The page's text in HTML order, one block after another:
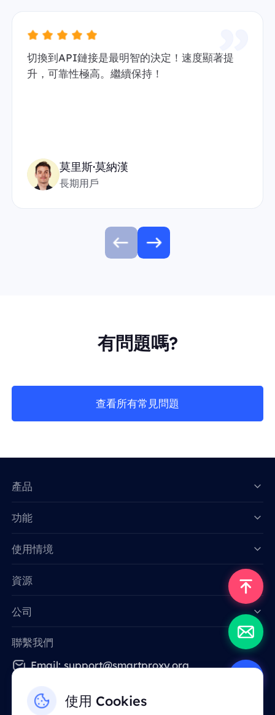
切換到API鏈接是最明智的決定！速度顯著提
升，可靠性極高。繼續保持！
莫里斯·莫納漢
長期用戶
有問題嗎?
查看所有常見問題
使用 Cookies
產品
功能
使用情境
資源
公司
聯繫我們
Email: support@smartproxy.org